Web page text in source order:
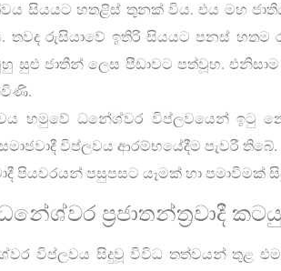
සියයට හතළිස් තුනක් විය. එය මහ
තවද රුසියාවේ ඉතිරි සියයට පනස්
සුළු ජාතීන් ලෙස පීඩාවට පත්වූහ. එනිසාම
හමුවේ ධනේශ්වර විප්ලවයෙන් ඉටු
විප්ලවය ආරම්භයේදීම පැවරී තිබේ.
පියවරයන් පසුපසට යෑමක් හා පමාවීමක්
ප්‍රජාතන්ත්‍රවාදී
විප්ලවය සිදුවූ විවිධ තත්වයන් තුළ